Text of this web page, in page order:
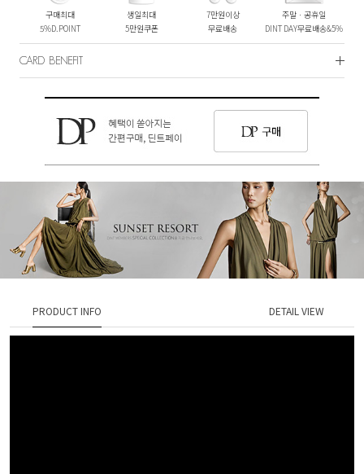
구매최대
5%D.POINT
생일최대
5만원쿠폰
7만원이상
무료배송
주말ㆍ공휴일
DINT DAY무료배송&5%
CARD BENEFIT
PRODUCT INFO DETAIL VIEW